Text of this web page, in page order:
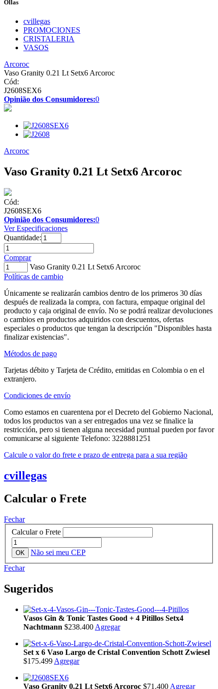
Ollas
cvillegas
PROMOCIONES
CRISTALERIA
VASOS
Arcoroc
Vaso Granity 0.21 Lt Setx6 Arcoroc
Cód:
J2608SEX6
Opinião dos Consumidores:0
Arcoroc
Vaso Granity 0.21 Lt Setx6 Arcoroc
Cód:
J2608SEX6
Opinião dos Consumidores:0
Ver Especificaciones
Quantidade:
Comprar
Vaso Granity 0.21 Lt Setx6 Arcoroc
Políticas de cambio
Únicamente se realizarán cambios dentro de los primeros 30 días
después de realizada la compra, con factura, empaque original del
producto y caja original de envío. No se podrá realizar devoluciones
o cambios en productos adquiridos con descuentos, ofertas
especiales o productos que tengan la descripción "Disponibles hasta
finalizar existencias".
Métodos de pago
Tarjetas débito y Tarjeta de Crédito, emitidas en Colombia o en el
extranjero.
Condiciones de envío
Como estamos en cuarentena por el Decreto del Gobierno Nacional,
todos los productos van a ser entregados una vez se finalice la
restricción, pero si tienen alguna necesidad puntual pueden por favor
comunicarse al siguiente Telefono: 3228881251
Calcule o valor do frete e prazo de entrega para a sua região
cvillegas
Calcular o Frete
Fechar
Calcular o Frete
Não sei meu CEP
Fechar
Sugeridos
Vasos Gin & Tonic Tastes Good + 4 Pitillos Setx4
Nachtmann $238.400 Agregar
Set x 6 Vaso Largo de Cristal Convention Schott Zwiesel
$175.499 Agregar
Vaso Granity 0.21 Lt Setx6 Arcoroc $71.400 Agregar